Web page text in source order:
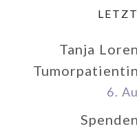
Tanja
6.